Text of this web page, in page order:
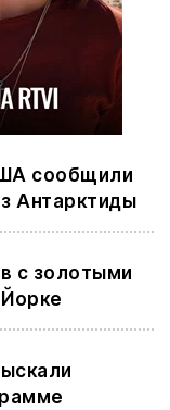
сообщили
Антарктиды
с золотыми